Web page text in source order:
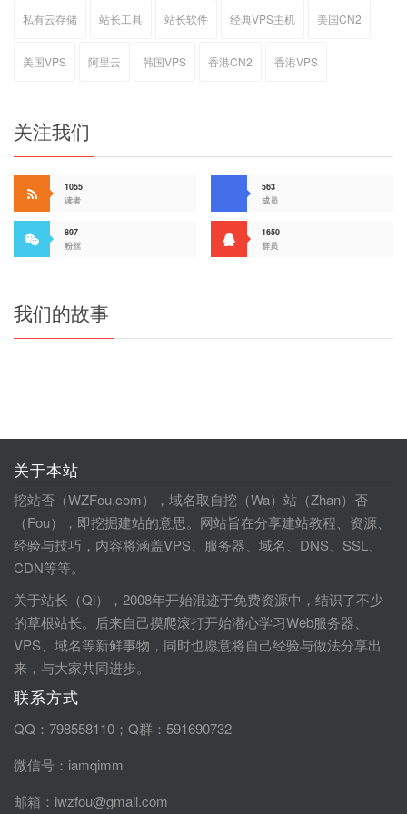
私有云存储 站长工具 站长软件 经典VPS主机 美国CN2
美国VPS 阿里云 韩国VPS 香港CN2 香港VPS
关注我们
1055
读者
563
成员
897
粉丝
1650
群员
我们的故事
关于本站
挖站否（WZFou.com），域名取自挖（Wa）站（Zhan）否
（Fou），即挖掘建站的意思。网站旨在分享建站教程、资源、
经验与技巧，内容将涵盖VPS、服务器、域名、DNS、SSL、
CDN等等。
关于站长（Qi），2008年开始混迹于免费资源中，结识了不少
的草根站长。后来自己摸爬滚打开始潜心学习Web服务器、
VPS、域名等新鲜事物，同时也愿意将自己经验与做法分享出
来，与大家共同进步。
联系方式
QQ：798558110；Q群：591690732
微信号：iamqimm
邮箱：iwzfou@gmail.com